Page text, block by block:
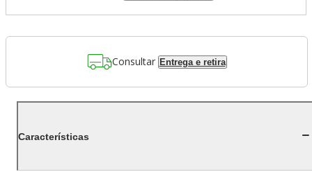
Consultar Entrega e retira
Características